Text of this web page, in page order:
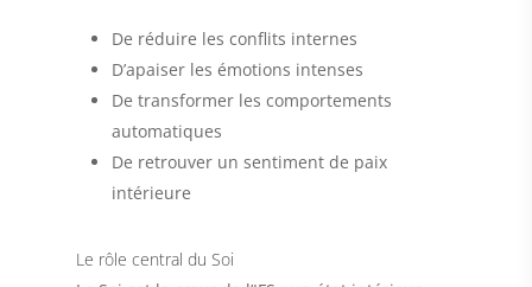
De réduire les conflits internes
D’apaiser les émotions intenses
De transformer les comportements
automatiques
De retrouver un sentiment de paix
intérieure
Le rôle central du Soi